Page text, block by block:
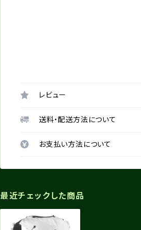
レビュー
送料・配送方法について
お支払い方法について
最近チェックした商品